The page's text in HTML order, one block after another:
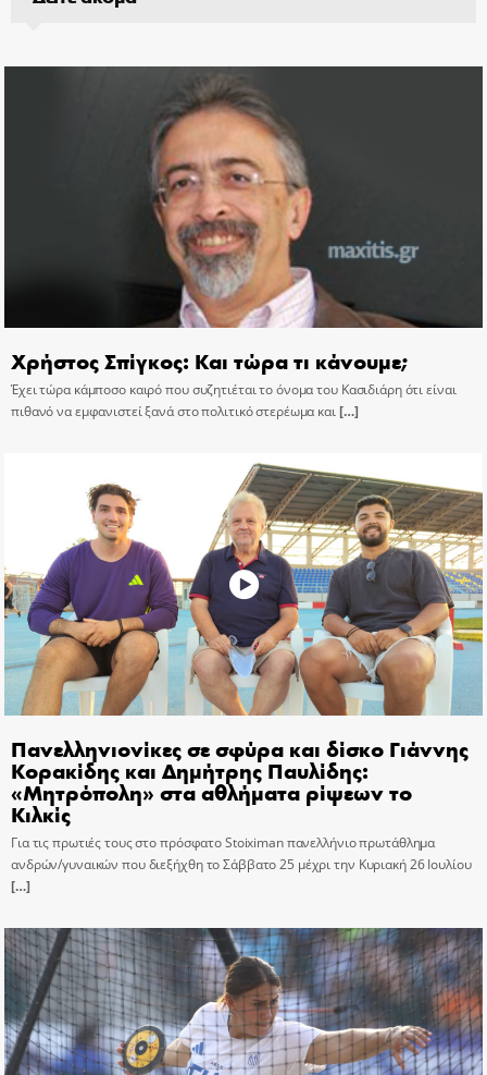
Χρήστος Σπίγκος: Και τώρα τι κάνουμε;
Έχει τώρα κάμποσο καιρό που συζητιέται το όνομα του Κασιδιάρη ότι είναι
πιθανό να εμφανιστεί ξανά στο πολιτικό στερέωμα και[…]
Πανελληνιονίκες σε σφύρα και δίσκο Γιάννης
Κορακίδης και Δημήτρης Παυλίδης:
«Μητρόπολη» στα αθλήματα ρίψεων το
Κιλκίς
Για τις πρωτιές τους στο πρόσφατο Stoiximan πανελλήνιο πρωτάθλημα
ανδρών/γυναικών που διεξήχθη το Σάββατο 25 μέχρι την Κυριακή 26 Ιουλίου
[…]